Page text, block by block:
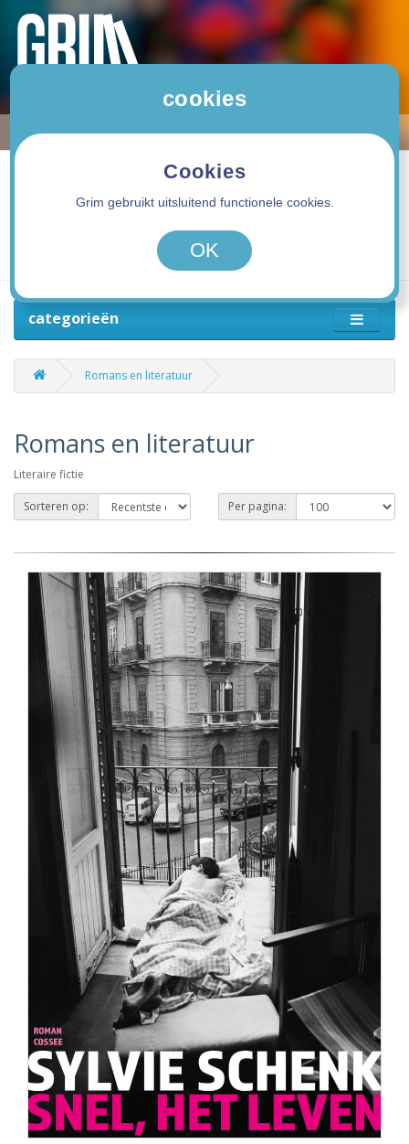
0 product(en) - 0,00€
categorieën
Romans en literatuur
Romans en literatuur
Literaire fictie
Sorteren op: Per pagina:
cookies
Cookies
Grim gebruikt uitsluitend functionele cookies.
OK